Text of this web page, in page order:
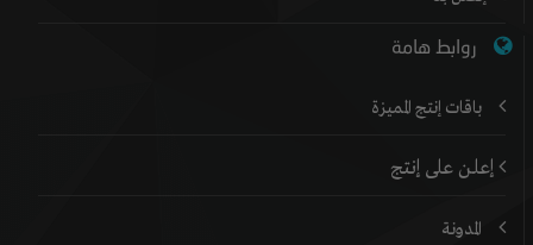
روابط هامة
باقات إنتج المميزة
إعلن على إنتج
المدونة